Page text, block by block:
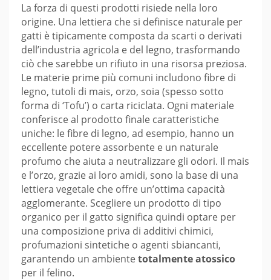
La forza di questi prodotti risiede nella loro
origine. Una lettiera che si definisce naturale per
gatti è tipicamente composta da scarti o derivati
dell’industria agricola e del legno, trasformando
ciò che sarebbe un rifiuto in una risorsa preziosa.
Le materie prime più comuni includono fibre di
legno, tutoli di mais, orzo, soia (spesso sotto
forma di ‘Tofu’) o carta riciclata. Ogni materiale
conferisce al prodotto finale caratteristiche
uniche: le fibre di legno, ad esempio, hanno un
eccellente potere assorbente e un naturale
profumo che aiuta a neutralizzare gli odori. Il mais
e l’orzo, grazie ai loro amidi, sono la base di una
lettiera vegetale che offre un’ottima capacità
agglomerante. Scegliere un prodotto di tipo
organico per il gatto significa quindi optare per
una composizione priva di additivi chimici,
profumazioni sintetiche o agenti sbiancanti,
garantendo un ambientetotalmente atossico
per il felino.